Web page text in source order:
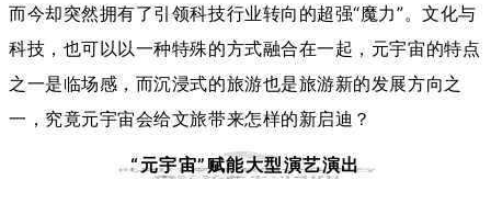
而今却突然拥有了引领科技行业转向的超强“魔力”。文化与
科技，也可以以一种特殊的方式融合在一起，元宇宙的特点
之一是临场感，而沉浸式的旅游也是旅游新的发展方向之
一，究竟元宇宙会给文旅带来怎样的新启迪？
“元宇宙”赋能大型演艺演出